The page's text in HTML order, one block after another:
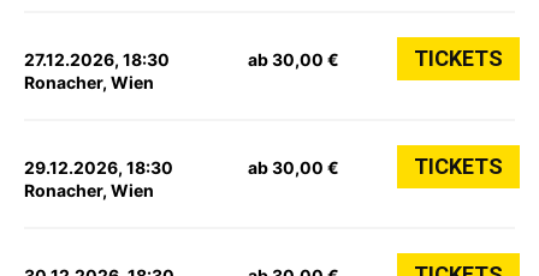
27.12.2026, 18:30
Ronacher, Wien
ab 30,00 € TICKETS
29.12.2026, 18:30
Ronacher, Wien
ab 30,00 € TICKETS